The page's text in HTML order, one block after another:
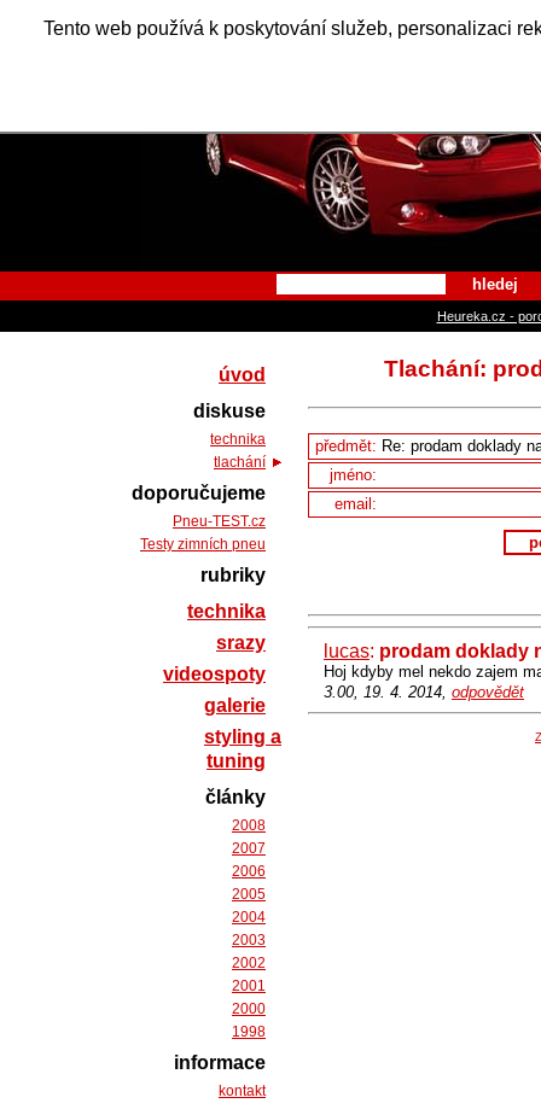
Tento web používá k poskytování služeb, personalizaci
Alfa
hledej
Heureka.cz -
Tlachání:
předmět:
jméno:
email:
lucas: prodam doklady
Hoj kdyby mel nekdo zajem
3.00, 19. 4. 2014, odpovědět
úvod
diskuse
technika
tlachání
doporučujeme
Pneu-TEST.cz
Testy zimních pneu
rubriky
technika
srazy
videospoty
galerie
styling a
tuning
články
2008
2007
2006
2005
2004
2003
2002
2001
2000
1998
informace
kontakt